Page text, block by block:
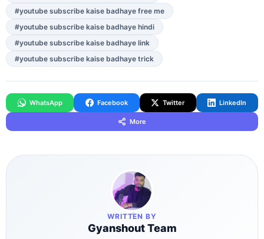
#youtube subscribe kaise badhaye free me
#youtube subscribe kaise badhaye hindi
#youtube subscribe kaise badhaye link
#youtube subscribe kaise badhaye trick
WhatsApp Facebook Twitter LinkedIn
More
WRITTEN BY
Gyanshout Team